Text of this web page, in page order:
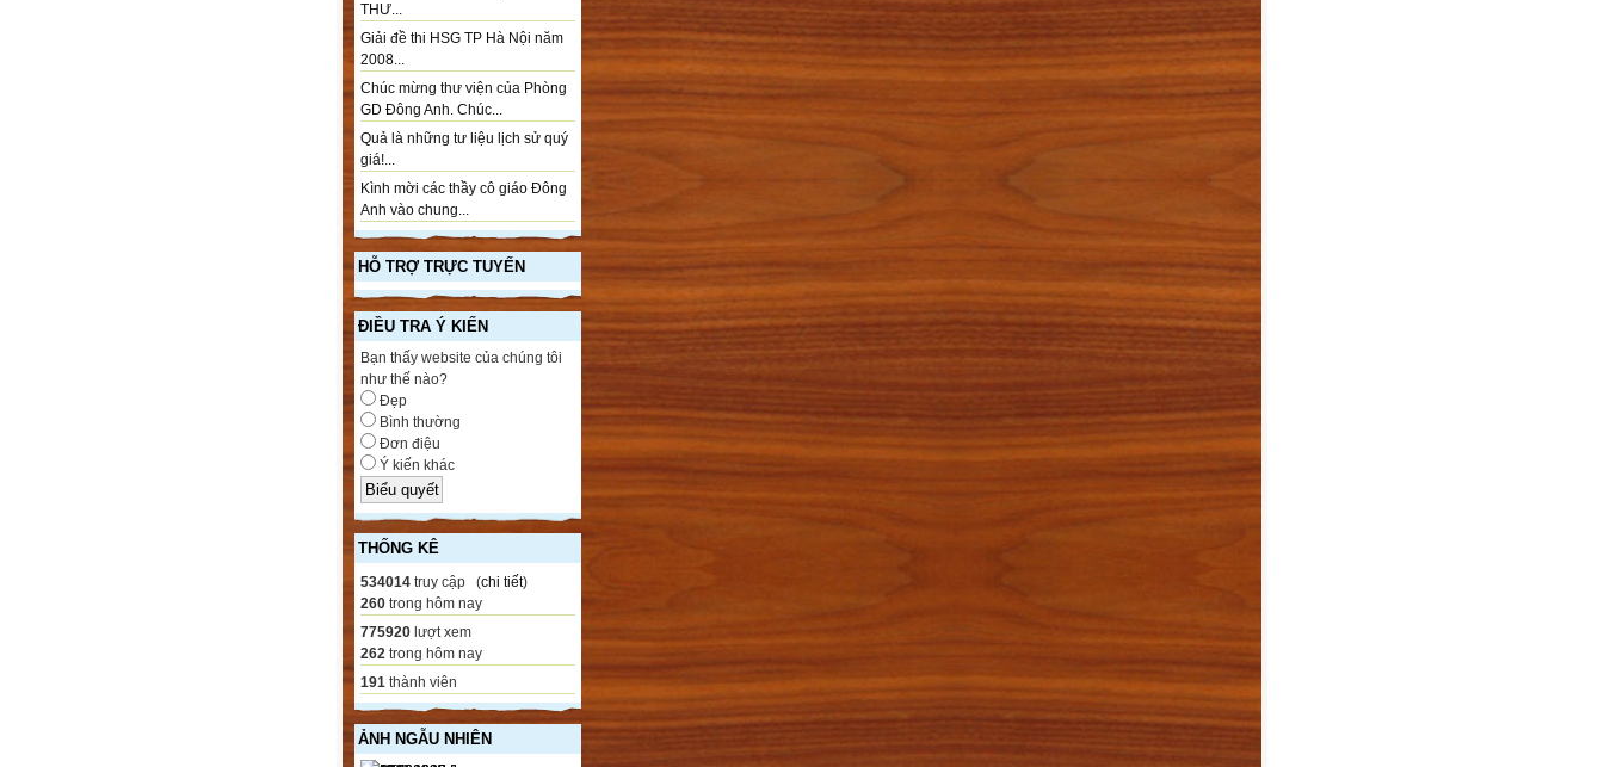
THƯ...
Giải đề thi HSG TP Hà Nội năm
2008...
Chúc mừng thư viện của Phòng
GD Đông Anh. Chúc...
Quả là những tư liệu lịch sử quý
giá!...
Kình mời các thầy cô giáo Đông
Anh vào chung...
HỖ TRỢ TRỰC TUYẾN
ĐIỀU TRA Ý KIẾN
Bạn thấy website của chúng tôi
như thế nào?
Đẹp
Bình thường
Đơn điệu
Ý kiến khác
THỐNG KÊ
534014 truy cập (chi tiết)
260 trong hôm nay
775920 lượt xem
262 trong hôm nay
191 thành viên
ẢNH NGẪU NHIÊN